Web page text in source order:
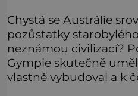
Chystá se Austrálie
pozůstatky
neznámou civilizací?
Gympie skutečně
vlastně vybudoval a k